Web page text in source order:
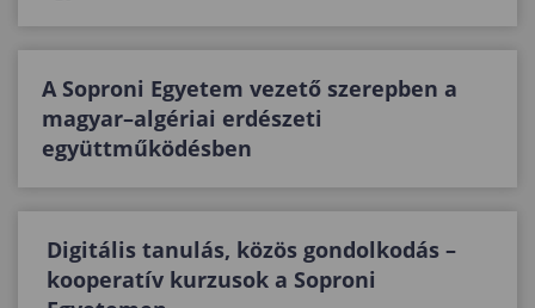
A Soproni Egyetem vezető szerepben a
magyar–algériai erdészeti
együttműködésben
Digitális tanulás, közös gondolkodás –
kooperatív kurzusok a Soproni